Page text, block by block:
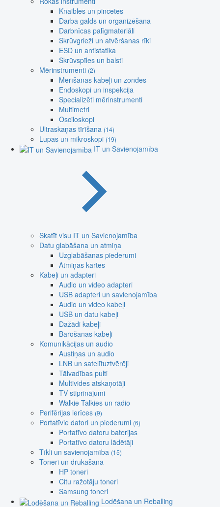
Knaibles un pincetes
Darba galds un organizēšana
Darbnīcas palīgmateriāli
Skrūvgrieži un atvēršanas rīki
ESD un antistatika
Skrūvspīles un balsti
Mērinstrumenti (2)
Mērīšanas kabeļi un zondes
Endoskopi un inspekcija
Specializēti mērinstrumenti
Multimetri
Osciloskopi
Ultraskaņas tīrīšana (14)
Lupas un mikroskopi (19)
IT un Savienojamība
Skatīt visu IT un Savienojamība
Datu glabāšana un atmiņa
Uzglabāšanas piederumi
Atmiņas kartes
Kabeļi un adapteri
Audio un video adapteri
USB adapteri un savienojamība
Audio un video kabeļi
USB un datu kabeļi
Dažādi kabeļi
Barošanas kabeļi
Komunikācijas un audio
Austiņas un audio
LNB un satelītuztvērēji
Tālvadības pulti
Multivides atskaņotāji
TV stiprinājumi
Walkie Talkies un radio
Perifērijas ierīces (9)
Portatīvie datori un piederumi (6)
Portatīvo datoru baterijas
Portatīvo datoru lādētāji
Tīkli un savienojamība (15)
Toneri un drukāšana
HP toneri
Citu ražotāju toneri
Samsung toneri
Lodēšana un Reballing